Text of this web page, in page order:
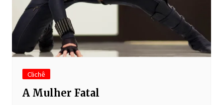
Clichê
A Mulher Fatal